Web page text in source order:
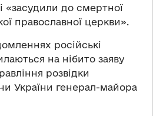
«засудили до смертної
православної церкви».
російські
на нібито заяву
розвідки
України генерал-майора